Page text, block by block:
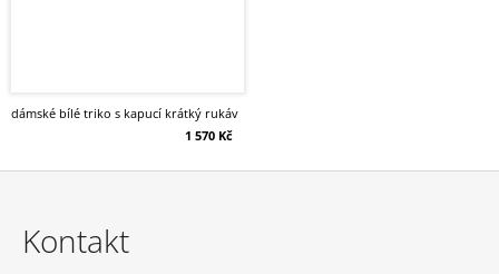
dámské bílé triko s kapucí krátký rukáv
1 570 Kč
Kontakt